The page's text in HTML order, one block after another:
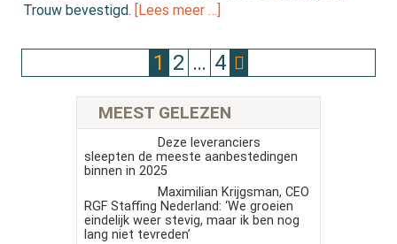
Trouw bevestigd. [Lees meer …]
1 2 … 4
MEEST GELEZEN
Deze leveranciers
sleepten de meeste aanbestedingen
binnen in 2025
Maximilian Krijgsman, CEO
RGF Staffing Nederland: ‘We groeien
eindelijk weer stevig, maar ik ben nog
lang niet tevreden’